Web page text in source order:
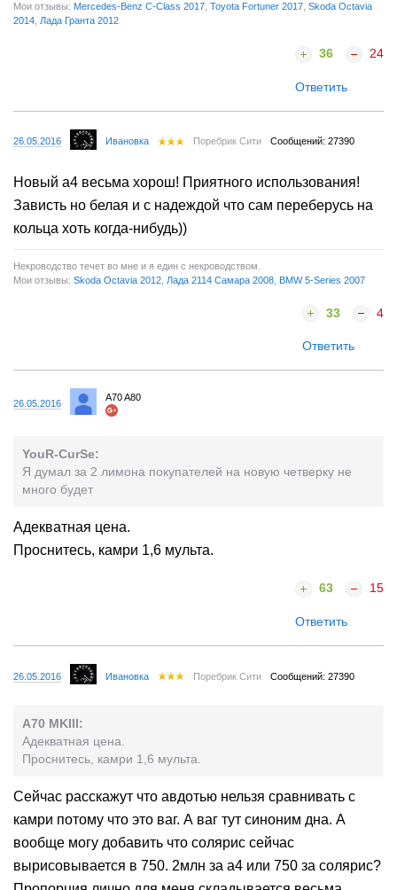
Мои отзывы: Mercedes-Benz C-Class 2017 Toyota Fortuner 2017 Skoda Octavia
2014 Лада Гранта 2012
36 24
Ответить
26.05.2016 Ивановка Поребрик Сити Сообщений: 27390
Новый а4 весьма хорош! Приятного использования!
Зависть но белая и с надеждой что сам переберусь на
кольца хоть когда-нибудь))
Некроводство течет во мне и я един с некроводством.
Мои отзывы: Skoda Octavia 2012 Лада 2114 Самара 2008 BMW 5-Series 2007
33 4
Ответить
26.05.2016
A70 A80
YouR-CurSe:
Я думал за 2 лимона покупателей на новую четверку не
много будет
Адекватная цена.
Проснитесь, камри 1,6 мульта.
63 15
Ответить
26.05.2016 Ивановка Поребрик Сити Сообщений: 27390
A70 MKIII:
Адекватная цена.
Проснитесь, камри 1,6 мульта.
Сейчас расскажут что авдотью нельзя сравнивать с
камри потому что это ваг. А ваг тут синоним дна. А
вообще могу добавить что солярис сейчас
вырисовывается в 750. 2млн за а4 или 750 за солярис?